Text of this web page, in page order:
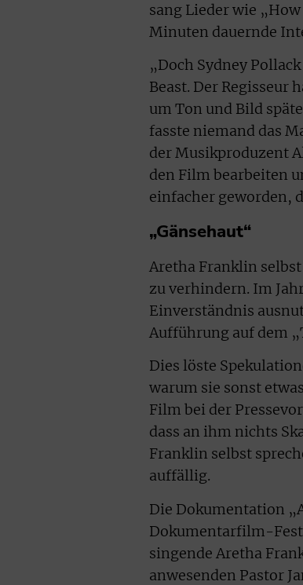
sang Lieder wie
Minuten dauernde
„Doch Sydney
Beast. Der Regisseur
um Ton und Bild
fasste niemand das
der Musikproduzent
den Film bearbeiten
einfacher geworden,
„Gänsehaut“
Aretha Franklin
zu verhindern. Im
Einverständnis
Aufführung auf dem
Dies löste
warum sie sonst
Film bei der
dass an ihm nichts
Franklin selbst
auffällig.
Die Dokumentation
Dokumentarfilm-
singende Aretha
anwesenden Pastor